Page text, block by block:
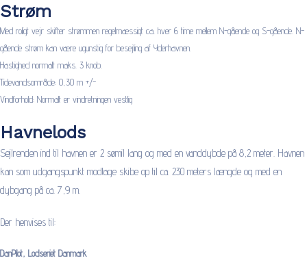
Strøm
Med roligt vejr skifter strømmen regelmæssigt ca. hver 6 time mellem N-gående og S-gående. N-
gående strøm kan være ugunstig for besejling af Yderhavnen.
Hastighed normalt maks. 3 knob.
Tidevandsområde: 0,30 m +/-
Vindforhold: Normalt er vindretningen vestlig
Havnelods
Sejlrenden ind til havnen er 2 sømil lang og med en vanddybde på 8,2 meter. Havnen
kan som udgangspunkt modtage skibe op til ca. 230 meters længde og med en
dybgang på ca. 7,9 m.
Der henvises til:
DanPilot, Lodseriet Danmark